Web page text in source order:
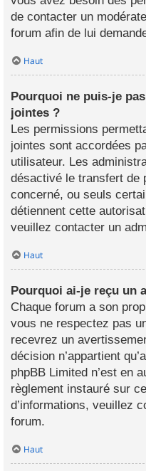
de contacter un
forum afin de lui
Haut
Pourquoi ne puis-je
jointes ?
Les permissions
jointes sont accordées
utilisateur. Les
désactivé le transfert de
concerné, ou seuls
détiennent cette
veuillez contacter un
Haut
Pourquoi ai-je reçu un
Chaque forum a son
vous ne respectez pas
recevrez un
décision n’appartient
phpBB Limited n’est en
règlement instauré sur
d’informations, veuillez
forum.
Haut